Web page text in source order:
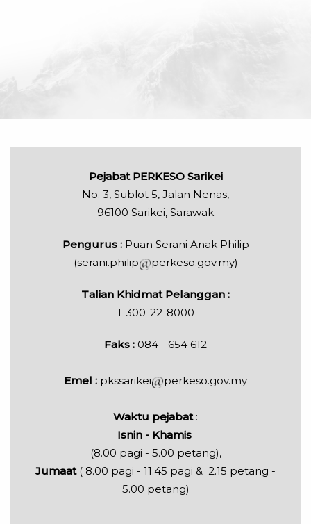
Pejabat PERKESO Sarikei
No. 3, Sublot 5, Jalan Nenas,
96100 Sarikei, Sarawak
Pengurus : Puan Serani Anak Philip
(serani.philip
perkeso.gov.my)
Talian Khidmat Pelanggan :
1-300-22-8000
Faks : 084 - 654 612
Emel : pkssarikei perkeso.gov.my
Waktu pejabat:
Isnin - Khamis
(8.00 pagi - 5.00 petang),
Jumaat( 8.00 pagi - 11.45 pagi & 2.15 petang -
5.00 petang)